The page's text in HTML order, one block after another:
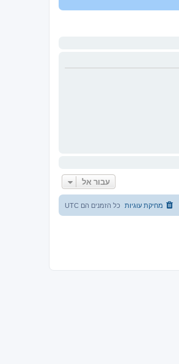
עבור אל
כל הזמנים הם UTC מחיקת עוגיות